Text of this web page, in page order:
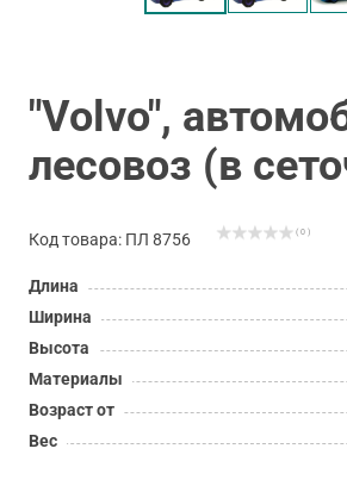
"Volvo",
лесовоз (в
Код товара: ПЛ 8756 ( 0 )
Длина
Ширина
Высота
Материалы
Возраст от
Вес